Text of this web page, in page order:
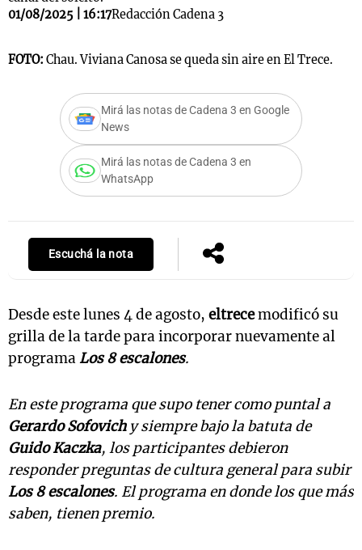
01/08/2025 | 16:17Redacción Cadena 3
FOTO: Chau. Viviana Canosa se queda sin aire en El Trece.
Mirá las notas de Cadena 3 en Google
News
Mirá las notas de Cadena 3 en
WhatsApp
Escuchá la nota
Desde este lunes 4 de agosto, eltrecemodificó su
grilla de la tarde para incorporar nuevamente al
programaLos 8 escalones.
En este programa que supo tener como puntal a
Gerardo Sofovichy siempre bajo la batuta de
Guido Kaczka, los participantes debieron
responder preguntas de cultura general para subir
Los 8 escalones. El programa en donde los que más
saben, tienen premio.
Notas